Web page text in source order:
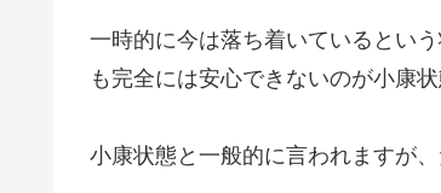
一時的に今は落ち着いているとい
も完全には安心できないのが小康
小康状態と一般的に言われますが